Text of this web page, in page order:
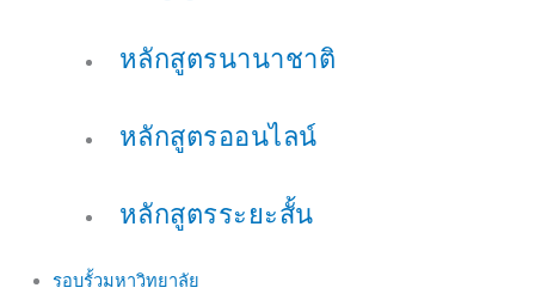
หลักสูตรนานาชาติ
หลักสูตรออนไลน์
หลักสูตรระยะสั้น
รอบรั้วมหาวิทยาลัย